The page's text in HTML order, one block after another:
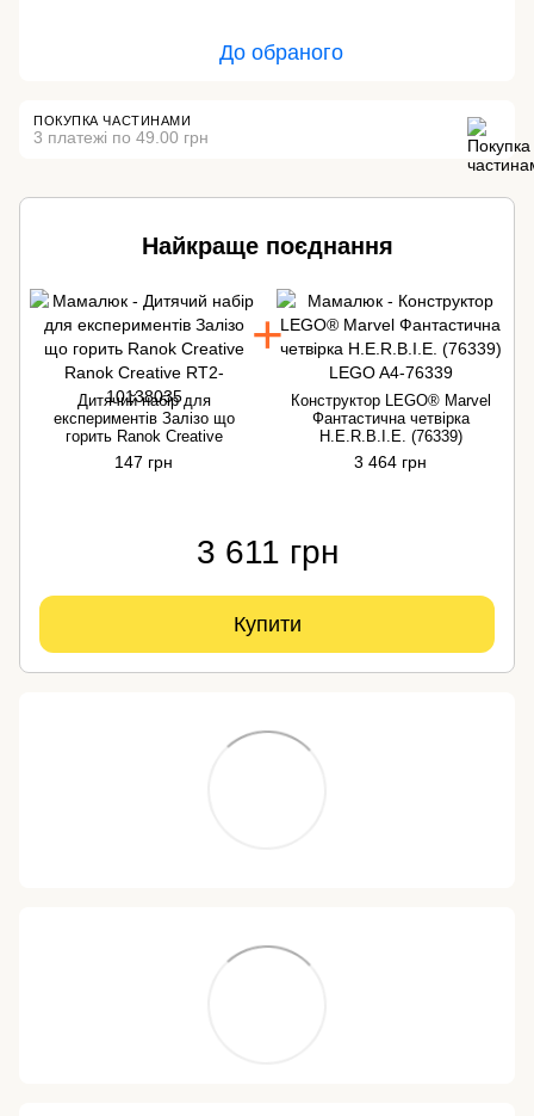
До обраного
ПОКУПКА ЧАСТИНАМИ
3 платежі по 49.00 грн
Найкраще поєднання
Дитячий набір для
експериментів Залізо що
горить Ranok Creative
147 грн
Конструктор LEGO® Marvel
Фантастична четвірка
H.E.R.B.I.E. (76339)
3 464 грн
3 611 грн
Купити